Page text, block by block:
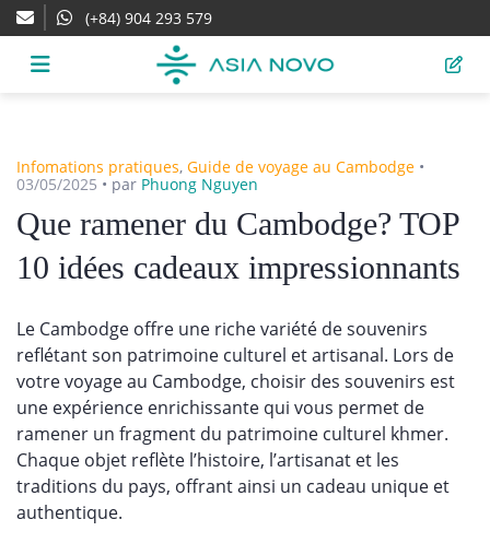
(+84) 904 293 579
Infomations pratiques, Guide de voyage au Cambodge •
03/05/2025 • par Phuong Nguyen
Que ramener du Cambodge? TOP
10 idées cadeaux impressionnants
Le Cambodge offre une riche variété de souvenirs
reflétant son patrimoine culturel et artisanal. Lors de
votre voyage au Cambodge, choisir des souvenirs est
une expérience enrichissante qui vous permet de
ramener un fragment du patrimoine culturel khmer.
Chaque objet reflète l’histoire, l’artisanat et les
traditions du pays, offrant ainsi un cadeau unique et
authentique.